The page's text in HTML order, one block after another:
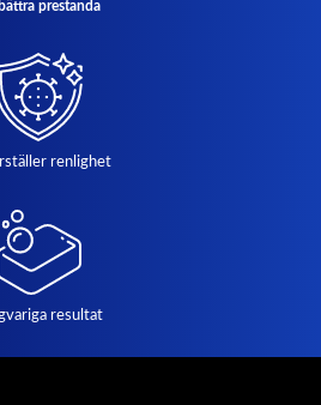
prestanda
renlighet
resultat